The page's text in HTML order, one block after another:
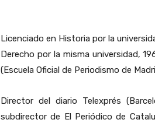
Licenciado en Historia por la
Derecho por la misma universidad,
(Escuela Oficial de Periodismo de
Director del diario Telexprés
subdirector de El Periódico de